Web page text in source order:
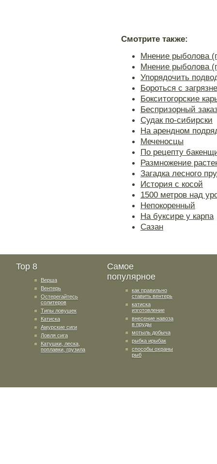
Смотрите также:
Мнение рыболова
Мнение рыболова
Упорядочить
Бороться с
Бокситогорские
Беспризорный
Судак по-сибирски
На арендном
Меченосцы
По рецепту
Размножение
Загадка лесного
История с косой
1500 метров над
Непокоренный
На буксире у карпа
Сазан
Top 8
Верша
Вентерь
Остерегайтесь
солитеров
Типы ловушек
Катиска
Амурские сиги
Ловля сига
Катушки, леска,
поплавки, грузила
Самое
популярное
как правильно
ставить вентерь
катиска
изготовление
внесение навоза
в пруды
мотыль добыча
рыбка ирыбак
способы охраны
рыб